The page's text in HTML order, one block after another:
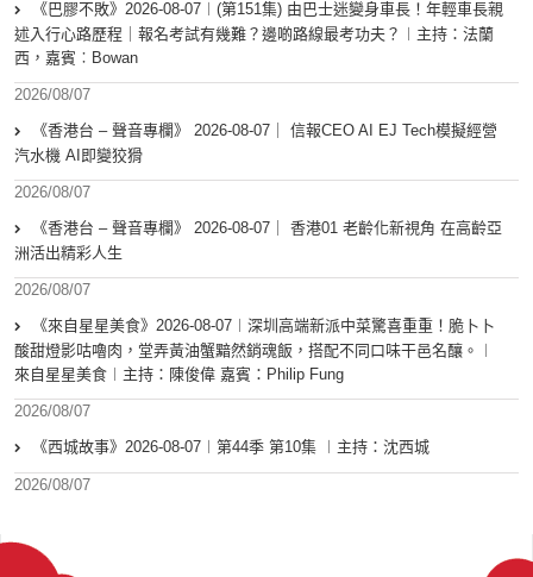
《巴膠不敗》2026-08-07︱(第151集) 由巴士迷變身車長！年輕車長親
述入行心路歷程｜報名考試有幾難？邊啲路線最考功夫？︱主持：法蘭
西，嘉賓︰Bowan
2026/08/07
《香港台 – 聲音專欄》 2026-08-07｜ 信報CEO AI EJ Tech模擬經營
汽水機 AI即變狡猾
2026/08/07
《香港台 – 聲音專欄》 2026-08-07｜ 香港01 老齡化新視角 在高齡亞
洲活出精彩人生
2026/08/07
《來自星星美食》2026-08-07︱深圳高端新派中菜驚喜重重！脆卜卜
酸甜燈影咕嚕肉，堂弄黃油蟹黯然銷魂飯，搭配不同口味干邑名釀。︱
來自星星美食︱主持：陳俊偉 嘉賓：Philip Fung
2026/08/07
《西城故事》2026-08-07︱第44季 第10集 ︱主持：沈西城
2026/08/07